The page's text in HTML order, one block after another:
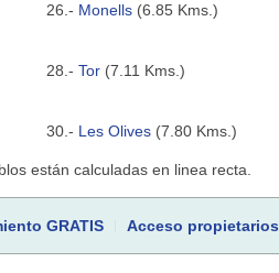
26.- Monells (6.85 Kms.)
28.-Tor (7.11 Kms.)
30.- Les Olives (7.80 Kms.)
están calculadas en linea recta.
GRATIS Acceso propietarios